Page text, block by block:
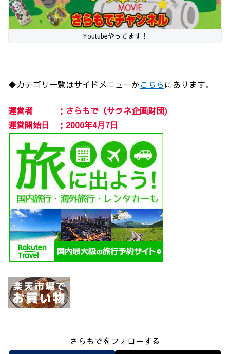
Youtubeやってます！
◆カテゴリ一覧はサイドメニューかこちら にあります。
運営者 ：さらもで（サラネ企画財団)
運営開始日 ：2000年4月7日
さらもでをフォローする